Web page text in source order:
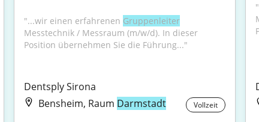
"...wir einen erfahrenen Gruppenleiter
Messtechnik / Messraum (m/w/d). In dieser
Position übernehmen Sie die Führung..."
Dentsply Sirona
Bensheim, Raum Darmstadt Vollzeit